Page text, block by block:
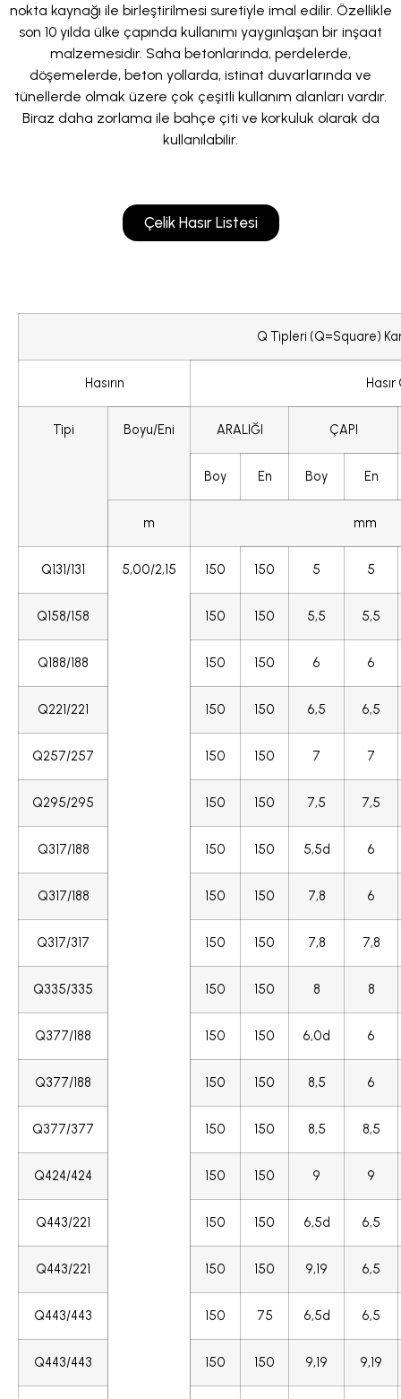
nokta kaynağı ile birleştirilmesi suretiyle imal edilir. Özellikle
son 10 yılda ülke çapında kullanımı yaygınlaşan bir inşaat
malzemesidir. Saha betonlarında, perdelerde,
döşemelerde, beton yollarda, istinat duvarlarında ve
tünellerde olmak üzere çok çeşitli kullanım alanları vardır.
Biraz daha zorlama ile bahçe çiti ve korkuluk olarak da
kullanılabilir.
Çelik Hasır Listesi
Q Tipleri (Q=Square)
Hasırın Hasır
Tipi Boyu/Eni ARALIĞI ÇAPI
Boy En Boy En
m mm
Q131/131 5,00/2,15 150 150 5 5
Q158/158 150 150 5,5 5,5
Q188/188 150 150 6 6
Q221/221 150 150 6,5 6,5
Q257/257 150 150 7 7
Q295/295 150 150 7,5 7,5
Q317/188 150 150 5,5d 6
Q317/188 150 150 7,8 6
Q317/317 150 150 7,8 7,8
Q335/335 150 150 8 8
Q377/188 150 150 6,0d 6
Q377/188 150 150 8,5 6
Q377/377 150 150 8,5 8,5
Q424/424 150 150 9 9
Q443/221 150 150 6,5d 6,5
Q443/221 150 150 9,19 6,5
Q443/443 150 75 6,5d 6,5
Q443/443 150 150 9,19 9,19